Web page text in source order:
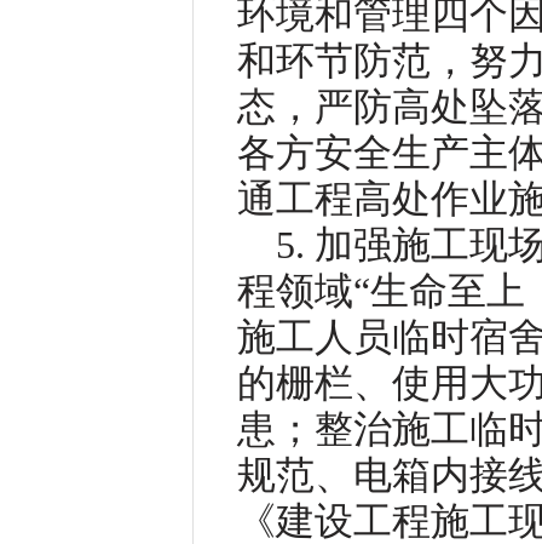
环境和管理四个
和环节防范，努
态，严防高处坠
各方安全生产主
通工程高处作业
5. 加强施工现
程领域“生命至上
施工人员临时宿
的栅栏、使用大
患；整治施工临
规范、电箱内接
《建设工程施工